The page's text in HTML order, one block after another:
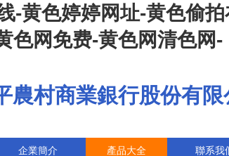
-黄色婷婷网址-黄色偷
色网免费-黄色网清色网-
農村商業銀行股份有限
企業簡介 產品大全 聯系我